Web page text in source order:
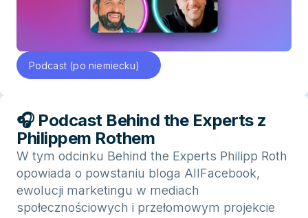
Podcast (po niemiecku)
🎧 Podcast Behind the Experts z
Philippem Rothem
W tym odcinku Behind the Experts Philipp Roth
opowiada o powstaniu bloga AllFacebook,
ewolucji marketingu w mediach
społecznościowych i przełomowym projekcie